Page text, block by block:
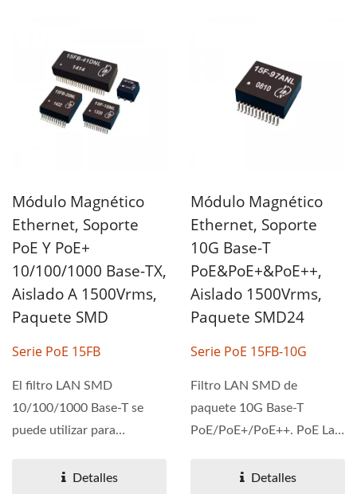
Módulo Magnético
Ethernet, Soporte
PoE Y PoE+
10/100/1000 Base-TX,
Aislado A 1500Vrms,
Paquete SMD
Serie PoE 15FB
El filtro LAN SMD
10/100/1000 Base-T se
puede utilizar para
Rendimiento...Detalles
Módulo Magnético
Ethernet, Soporte
10G Base-T
PoE&PoE+&PoE++,
Aislado 1500Vrms,
Paquete SMD24
Serie PoE 15FB-10G
Filtro LAN SMD de
paquete 10G Base-T
PoE/PoE+/PoE++. PoE La
diseñada...
Detalles